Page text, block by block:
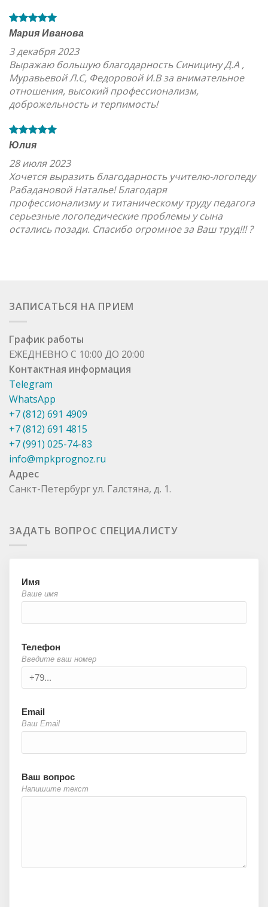
Мария Иванова
3 декабря 2023
Выражаю большую благодарность Синицину Д.А ,
Муравьевой Л.С, Федоровой И.В за внимательное
отношения, высокий профессионализм,
доброжельность и терпимость!
Юлия
28 июля 2023
Хочется выразить благодарность учителю-логопеду
Рабадановой Наталье! Благодаря
профессионализму и титаническому труду педагога
серьезные логопедические проблемы у сына
остались позади. Спасибо огромное за Ваш труд!!! ?
ЗАПИСАТЬСЯ НА ПРИЕМ
График работы
ЕЖЕДНЕВНО С 10:00 ДО 20:00
Контактная информация
Telegram
WhatsApp
+7 (812) 691 4909
+7 (812) 691 4815
+7 (991) 025-74-83
info@mpkprognoz.ru
Адрес
Санкт-Петербург ул. Галстяна, д. 1.
ЗАДАТЬ ВОПРОС СПЕЦИАЛИСТУ
Имя
Ваше имя
Телефон
Введите ваш номер
Email
Ваш Email
Ваш вопрос
Напишите текст